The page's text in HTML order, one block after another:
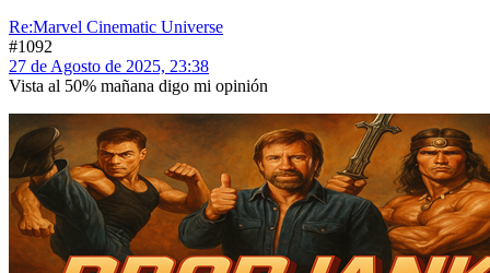
Re:Marvel Cinematic Universe
#1092
27 de Agosto de 2025, 23:38
Vista al 50% mañana digo mi opinión